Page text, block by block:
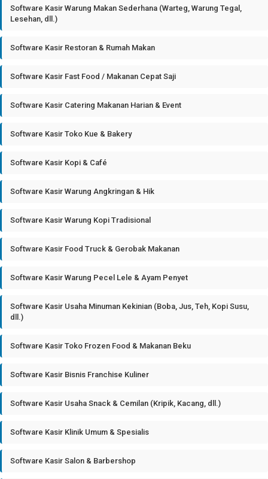
Software Kasir Warung Makan Sederhana (Warteg, Warung Tegal,
Lesehan, dll.)
Software Kasir Restoran & Rumah Makan
Software Kasir Fast Food / Makanan Cepat Saji
Software Kasir Catering Makanan Harian & Event
Software Kasir Toko Kue & Bakery
Software Kasir Kopi & Café
Software Kasir Warung Angkringan & Hik
Software Kasir Warung Kopi Tradisional
Software Kasir Food Truck & Gerobak Makanan
Software Kasir Warung Pecel Lele & Ayam Penyet
Software Kasir Usaha Minuman Kekinian (Boba, Jus, Teh, Kopi Susu,
dll.)
Software Kasir Toko Frozen Food & Makanan Beku
Software Kasir Bisnis Franchise Kuliner
Software Kasir Usaha Snack & Cemilan (Kripik, Kacang, dll.)
Software Kasir Klinik Umum & Spesialis
Software Kasir Salon & Barbershop